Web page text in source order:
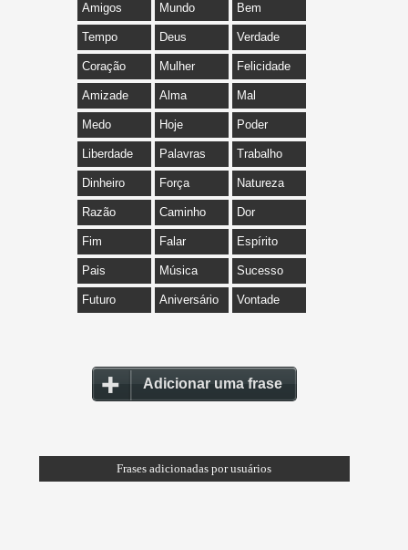
Amigos Mundo Bem
Tempo Deus Verdade
Coração Mulher Felicidade
Amizade Alma Mal
Medo Hoje Poder
Liberdade Palavras Trabalho
Dinheiro Força Natureza
Razão Caminho Dor
Fim Falar Espírito
Pais Música Sucesso
Futuro Aniversário Vontade
Adicionar uma frase
Frases adicionadas por usuários